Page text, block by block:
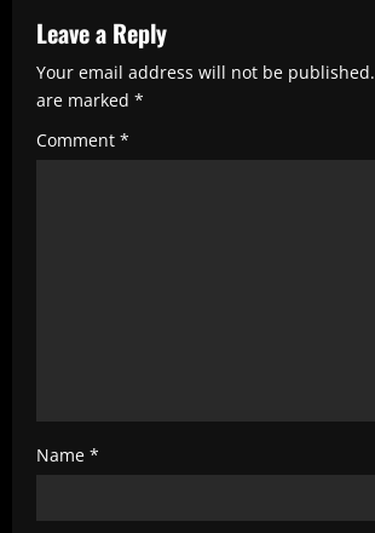
R
e
a
d
Leave a Reply
Your email address will not be published.
are marked *
Comment *
Name *